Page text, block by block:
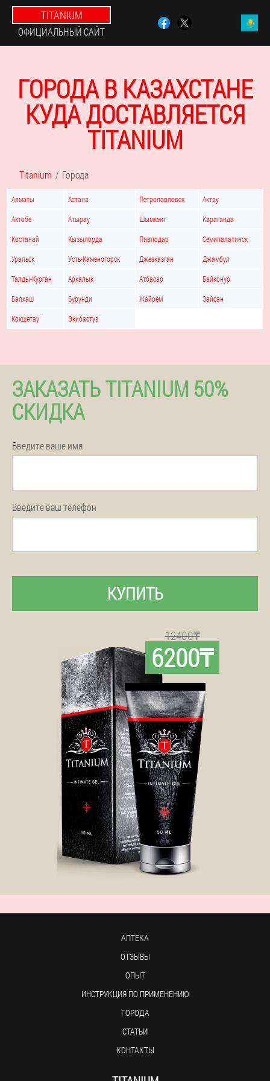
TITANIUM
ОФИЦИАЛЬНЫЙ САЙТ
ГОРОДА В КАЗАХСТАНЕ
КУДА ДОСТАВЛЯЕТСЯ
TITANIUM
Titanium Города
Алматы Астана Петропавловск Актау
Актобе Атырау Шымкент Караганда
Костанай Кызылорда Павлодар Семипалатинск
Уральск Усть-Каменогорск Джезказган Джамбул
Талды-Курган Аркалык Атбасар Байконур
Балхаш Бурунди Жайрем Зайсан
Кокшетау Экибастуз
ЗАКАЗАТЬ TITANIUM 50%
СКИДКА
Введите ваше имя
Введите ваш телефон
КУПИТЬ
12400₸
6200₸
АПТЕКА
ОТЗЫВЫ
ОПЫТ
ИНСТРУКЦИЯ ПО ПРИМЕНЕНИЮ
ГОРОДА
СТАТЬИ
КОНТАКТЫ